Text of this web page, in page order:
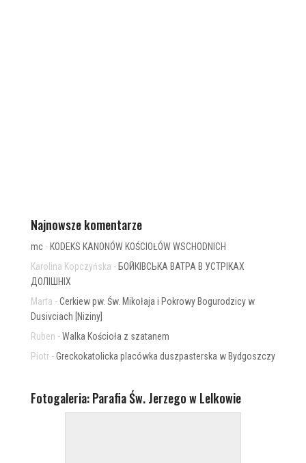
Najnowsze komentarze
mc- KODEKS KANONÓW KOŚCIOŁÓW WSCHODNICH
Karolina Kopczyńska - БОЙКІВСЬКА ВАТРА В УСТРІКАХ
ДОЛІШНІХ
Marta -Cerkiew pw. Św. Mikołaja i Pokrowy Bogurodzicy w
Dusivciach [Niziny]
Ruben -Walka Kościoła z szatanem
Piotr-Greckokatolicka placówka duszpasterska w Bydgoszczy
Fotogaleria: Parafia Św. Jerzego w Lelkowie